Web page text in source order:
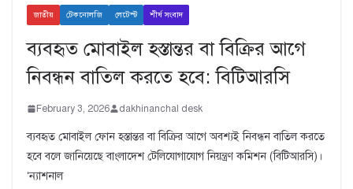
জাতীয় টেকনোলজি লেটেস্ট শীর্ষ সংবাদ
ব্যবহৃত মোবাইল হস্তান্তর বা বিক্রির আগে
নিবন্ধন বাতিল করতে হবে: বিটিআরসি
February 3, 2026 dakhinanchal desk
ব্যবহৃত মোবাইল ফোন হস্তান্তর বা বিক্রির আগে অবশ্যই নিবন্ধন বাতিল করতে
হবে বলে জানিয়েছে বাংলাদেশ টেলিযোগাযোগ নিয়ন্ত্রণ কমিশন (বিটিআরসি)।
‘ন্যাশনাল